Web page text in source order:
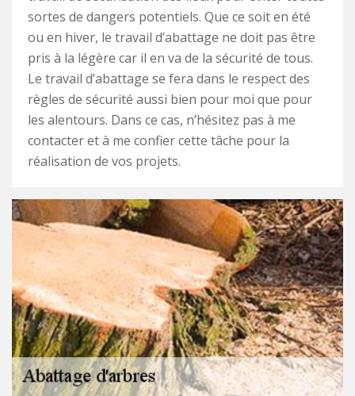
sortes de dangers potentiels. Que ce soit en été
ou en hiver, le travail d’abattage ne doit pas être
pris à la légère car il en va de la sécurité de tous.
Le travail d’abattage se fera dans le respect des
règles de sécurité aussi bien pour moi que pour
les alentours. Dans ce cas, n’hésitez pas à me
contacter et à me confier cette tâche pour la
réalisation de vos projets.